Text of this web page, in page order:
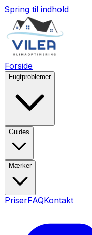
Spring til indhold
Forside
Fugtproblemer
Guides
Mærker
PriserFAQKontakt